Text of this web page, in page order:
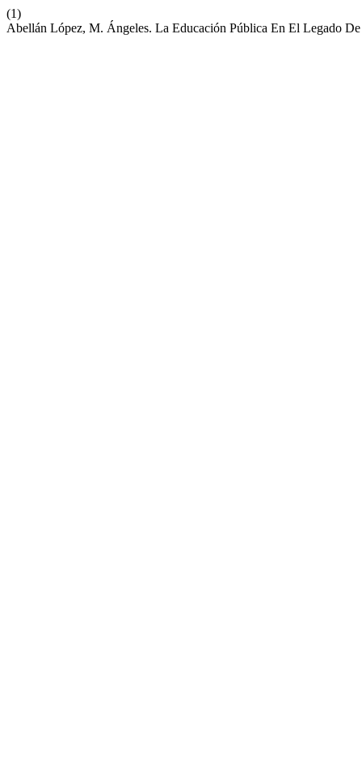
(1)
Abellán López, M. Ángeles. La Educación Pública En El Legado